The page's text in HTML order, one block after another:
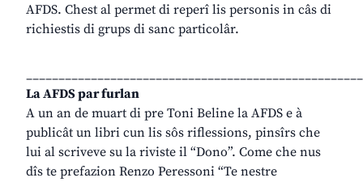
AFDS. Chest al permet di reperî lis personis in câs di
richiestis di grups di sanc particolâr.
La AFDS par furlan
A un an de muart di pre Toni Beline la AFDS e à
publicât un libri cun lis sôs riflessions, pinsîrs che
lui al scriveve su la riviste il “Dono”. Come che nus
dîs te prefazion Renzo Peressoni “Te nestre